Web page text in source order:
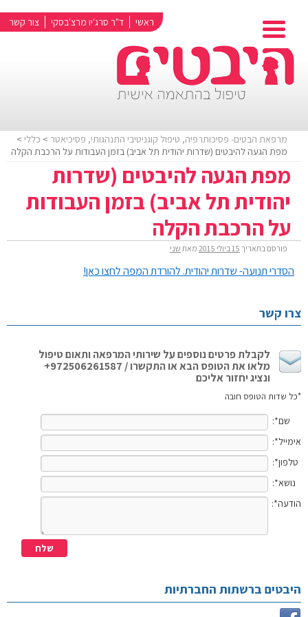
ראשי ד"ר סרג'יו מרצ'בסקי צור קשר
מרפאת הבטים- פסיכותרפיה, טיפול קוגניטיבי התנהגותי, פסיכיאטר > כללי >
מפת הגעה להיבטים (שדרות יהודית תל אביב) בזמן העבודות על הרכבת הקלה
מפת הגעה להיבטים (שדרות
יהודית תל אביב) בזמן העבודות
על הרכבת הקלה
פורסם בתאריך 15 ביולי 2015 מאת שני
הסדרי תנועה- שדרות יהודית. להורדת המפה לחצו כאן!
צרו קשר
לקבלת פרטים נוספים על שירותי המרפאה ותאום טיפול
מלאו את הטופס הבא או התקשרו / 972506261587+
ונציג יחזור אליכם
*כל שדות הטופס חובה
שם*:
אימייל*:
טלפון*:
נושא*:
הודעה*:
היבטים ברשתות החברתיות